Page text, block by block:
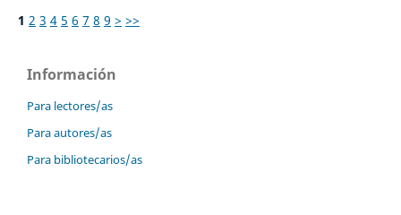
1 2 3 4 5 6 7 8 9 > >>
Información
Para lectores/as
Para autores/as
Para bibliotecarios/as